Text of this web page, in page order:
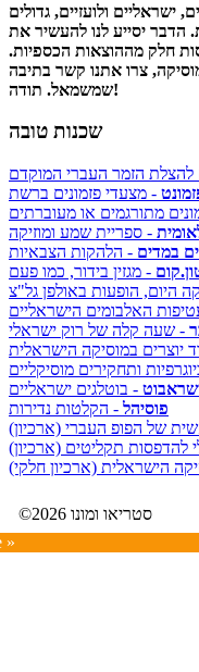
ישראליים ולועזיים, גדולים
הדבר יסייע לנו להעשיר את
חלק מההוצאות הכספיות.
צרו אתנו קשר בתיבה
שמשמאל. תודה!
שכנות טובה
להצלת הזמר העברי המוקדם
- מצעדי פזמונים ברשת
מתורגמים או מעוברתים
- ספריית שמע ומוזיקה
במדים - הלהקות הצבאיות
- מגזין בידור, כמו פעם
היום, הופעות באולפן גל"צ
האלבומים הישראליים
- שעה קלה של רוק ישראלי
יוצרים במוסיקה הישראלית
ותחקירים מוסיקליים
- בוטלגים ישראליים
פוסיהל - הקלטות נדירות
של הפופ העברי (ארכיון)
להדפסות תקליטים (ארכיון)
הישראלית (ארכיון חלקי)
©2026 סטריאו ומונו
»